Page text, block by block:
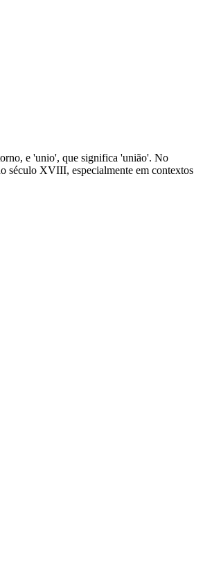
e 'unio', que significa 'união'. No
século XVIII, especialmente em contextos